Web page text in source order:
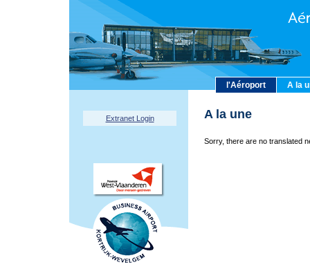
l'Aéroport A la
Extranet Login A la une
Sorry, there are no translated